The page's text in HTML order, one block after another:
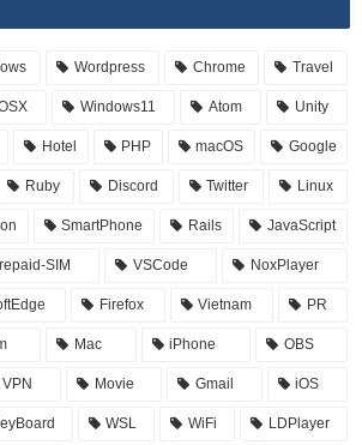
Wordpress Chrome Travel
Windows11 Atom Unity
Hotel PHP macOS Google
Ruby Discord Twitter Linux
SmartPhone Rails JavaScript
SIM VSCode NoxPlayer
Firefox Vietnam PR
Mac iPhone OBS
VPN Movie Gmail iOS
WSL WiFi LDPlayer